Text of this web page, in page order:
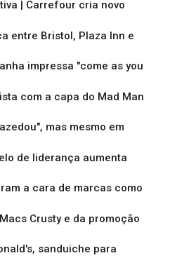
| Carrefour cria novo
entre Bristol, Plaza Inn e
impressa "come as you
com a capa do Mad Man
mas mesmo em
de liderança aumenta
a cara de marcas como
Crusty e da promoção
sanduiche para